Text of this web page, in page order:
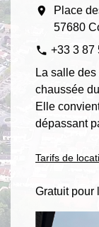
location_on
Place
57680
phone +33 3 87
La salle
chaussée
Elle
dépassant
Tarifs de
Gratuit pour